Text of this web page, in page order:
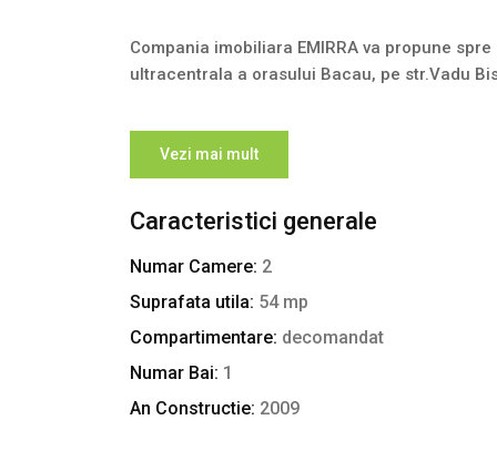
Compania imobiliara EMIRRA va propune
ultracentrala a orasului Bacau, pe str.Vadu
Caracteristici:
bloc nou, etaj 7 (din P+9)
mobilat totul NOU si utilat
centrala termica proprie, tamplarie PVC cu
Vezi mai mult
Caracteristici generale
Numar Camere: 2
Suprafata utila: 54 mp
Compartimentare: decomandat
Numar Bai: 1
An Constructie: 2009